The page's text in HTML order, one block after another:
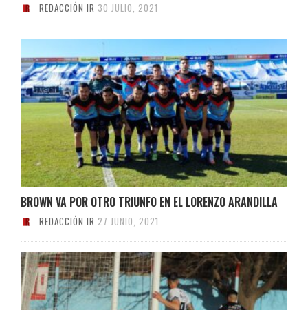
REDACCIÓN IR 30 JULIO, 2021
BROWN VA POR OTRO TRIUNFO EN EL LORENZO ARANDILLA
REDACCIÓN IR 27 JUNIO, 2021